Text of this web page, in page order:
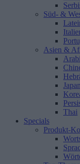
Süd- &
Asien &
Thai
Specials
Produkt-